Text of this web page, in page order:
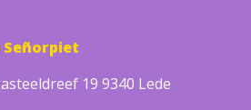
19 9340 Lede